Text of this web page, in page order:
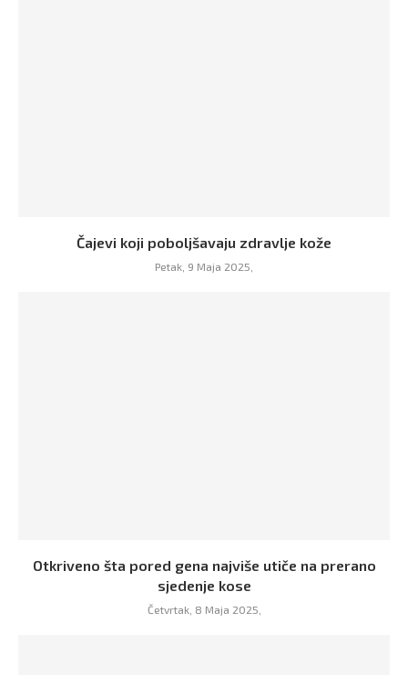
Čajevi koji poboljšavaju zdravlje kože
Petak, 9 Maja 2025,
Otkriveno šta pored gena najviše utiče na prerano
sjedenje kose
Četvrtak, 8 Maja 2025,